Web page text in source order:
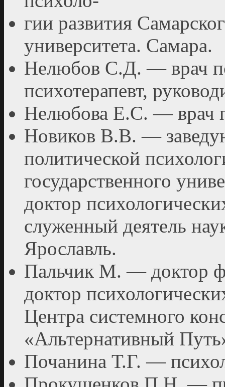
гии развития
университета. Самара.
Нелюбов С.Д. — врач
психотерапевт,
Нелюбова Е.С. — врач
Новиков В.В. —
политической
государственного
доктор
служенный деятель
Ярославль.
Пальчик М. — доктор
доктор
Цен­тра системного
«Альтернативный
Почанина Т.Г. —